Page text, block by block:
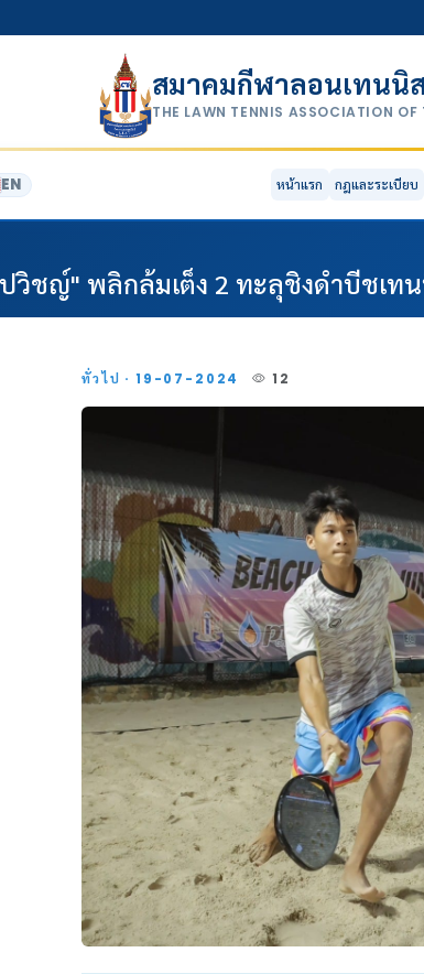
สมาคมกีฬาลอนเทนนิ
THE LAWN TENNIS ASSOCIATION OF
EN หน้าแรก กฎและระเบียบ
ชญ์" พลิกล้มเต็ง 2 ทะลุชิงดำบีชเทน
ทั่วไป · 19-07-2024 12